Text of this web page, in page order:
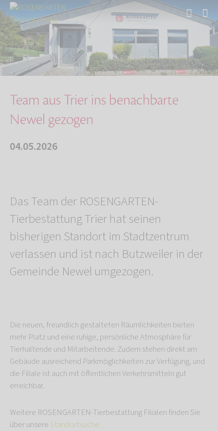
Start Über uns
Aktuelles
Team aus Trier ins benachbarte Newel gezogen
Team aus Trier ins benachbarte
Newel gezogen
04.05.2026
Das Team der ROSENGARTEN-
Tierbestattung Trier hat seinen
bisherigen Standort im Stadtzentrum
verlassen und ist nach Butzweiler in der
Gemeinde Newel umgezogen.
Die neuen, freundlich gestalteten Räumlichkeiten bieten
mehr Platz und eine ruhige, persönliche Atmosphäre für
Tierhaltende und Mitarbeitende. Zudem stehen direkt am
Gebäude ausreichend Parkmöglichkeiten zur Verfügung, und
die Filiale ist auch mit öffentlichen Verkehrsmitteln gut
erreichbar.
Weitere ROSENGARTEN-Tierbestattung Filialen finden Sie
über unsere Standortsuche.